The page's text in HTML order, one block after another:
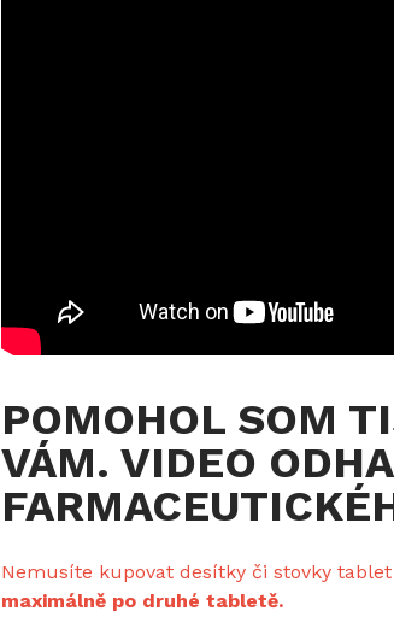
POMOHOL SOM
VÁM. VIDEO
Nemusíte kupovat desítky či stovky
maximálně po druhé tabletě.